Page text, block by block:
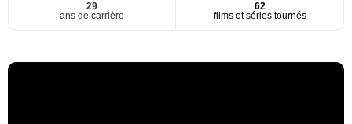
29
ans de carrière
62
films et séries tournés